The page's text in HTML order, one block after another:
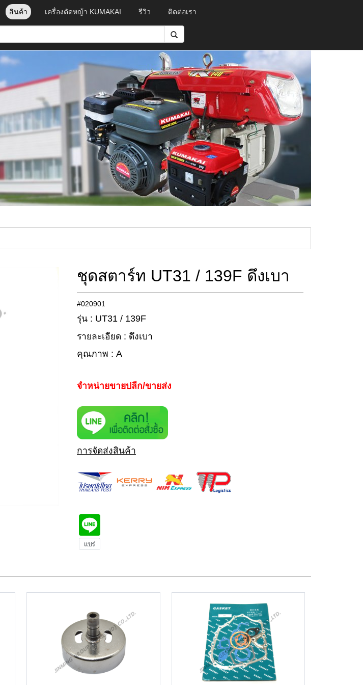
สินค้า เครื่องตัดหญ้า KUMAKAI รีวิว ติดต่อเรา
ชุดสตาร์ท UT31 / 139F ดึงเบา
#020901
รุ่น : UT31 / 139F
รายละเอียด : ดึงเบา
คุณภาพ : A
จำหน่ายขายปลีก/ขายส่ง
การจัดส่งสินค้า